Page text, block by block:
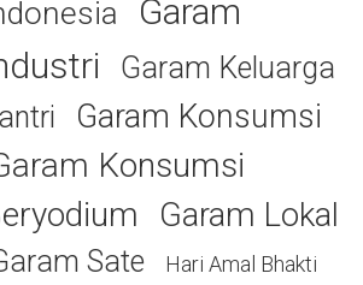
Garam
Garam Keluarga
Garam Konsumsi
Konsumsi
Garam Lokal
Sate Hari Amal Bhakti